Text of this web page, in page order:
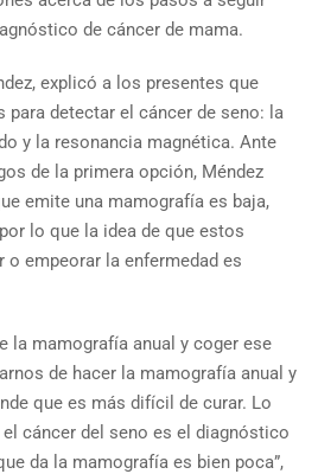
de cáncer de mama.
explicó a los presentes que
para detectar el cáncer de seno: la
y la resonancia magnética. Ante
de la primera opción, Méndez
emite una mamografía es baja,
lo que la idea de que estos
o empeorar la enfermedad es
la mamografía anual y coger ese
de hacer la mamografía anual y
que es más difícil de curar. Lo
cáncer del seno es el diagnóstico
da la mamografía es bien poca”,